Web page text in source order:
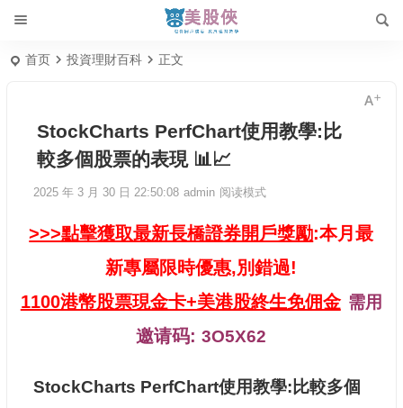
首页 投資理財百科 正文
StockCharts PerfChart使用教學:比
較多個股票的表現 📊📈
2025 年 3 月 30 日 22:50:08 admin 阅读模式
>>>點擊獲取最新長橋證券開戶獎勵:本月最
新專屬限時優惠,別錯過!
1100港幣股票現金卡+美港股終生免佣金 需用
邀请码:3O5X62
StockCharts PerfChart使用教學:比較多個